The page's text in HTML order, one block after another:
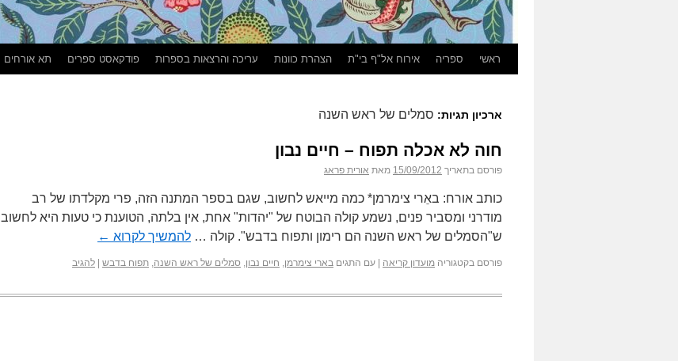
ראשי ספריה אירוח אל"ף בי"ת הצהרת כוונות עריכה והרצאות בספרות פודקאסט ספרים תא אורחים
ארכיון תגיות: סמלים של ראש השנה
חוה לא אכלה תפוח – חיים נבון
פורסם בתאריך 15/09/2012 מאת אורית פראג
כותב אורח: באֵרי צימרמן* כמה מייאש לחשוב, שגם בספר המתנה הזה, פרי מקלדתו של רב
מודרני ומסביר פנים, נשמע קולה הבוטח של "יהדות" אחת, אין בלתה, הטוענת כי טעות היא לחשוב
ש"הסמלים של ראש השנה הם רימון ותפוח בדבש". קולה … להמשיך לקרוא ←
פורסם בקטגוריה מועדון קריאה עם התגים בארי צימרמן, חיים נבון, סמלים של ראש השנה, תפוח בדבש להגיב